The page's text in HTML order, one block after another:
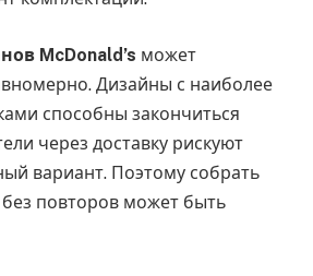
McDonald’s может
Дизайны с наиболее
способны закончиться
через доставку рискуют
вариант. Поэтому собрать
повторов может быть